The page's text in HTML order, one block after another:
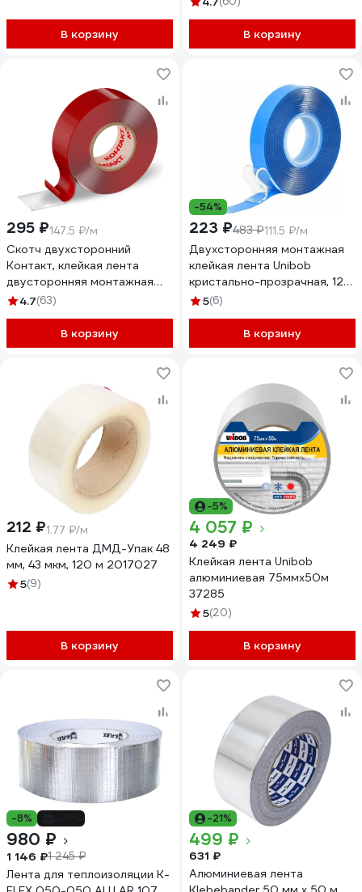
В корзину В корзину
295 ₽147.5 ₽/м
Скотч двухсторонний
Контакт, клейкая лента
двусторонняя монтажная
прозрачная, нано-скотч, 19
4.7(63)
В корзину
-54%
223 ₽483 ₽111.5 ₽/м
Двухсторонняя монтажная
клейкая лента Unibob
кристально-прозрачная, 12
мм, 2 м, пена 75541
5(6)
В корзину
212 ₽1.77 ₽/м
Клейкая лента ДМД-Упак 48
мм, 43 мкм, 120 м 2017027
5(9)
В корзину
-5%
4 057 ₽
4 249 ₽
Клейкая лента Unibob
алюминиевая 75ммх50м
37285
5(20)
В корзину
-8%
980 ₽
1 146 ₽1 245 ₽
Лента для теплоизоляции K-
-21%
499 ₽
631 ₽
Алюминиевая лента